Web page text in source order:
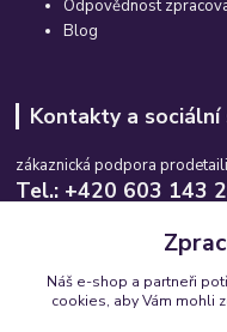
Odpovědnost
Blog
Kontakty a sociální
zákaznická podpora
Tel.: +420 603 143
info@prodetailing.cz
Náš e-shop a partneři
cookies, aby Vám mohli